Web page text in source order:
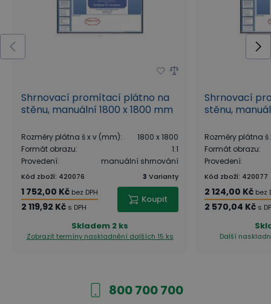
Shrnovací promítací plátno na
stěnu, manuální 1800 x 1800 mm
Rozměry plátna š x v (mm):
1800 x 1800
Formát obrazu:
1:1
Provedení: manuální shrnování
Kód zboží: 420076 3 Varianty
1 752,00 Kč bez DPH
2 119,92 Kč s DPH
Koupit
Skladem 2 ks
Zobrazit termíny naskladnění dalších 15 ks
Shrnovací
stěnu,
Rozměry plátna
Formát obrazu:
Provedení:
Kód zboží: 420077
2 124,00 Kč bez
2 570,04 Kč s
Další
800 700 700